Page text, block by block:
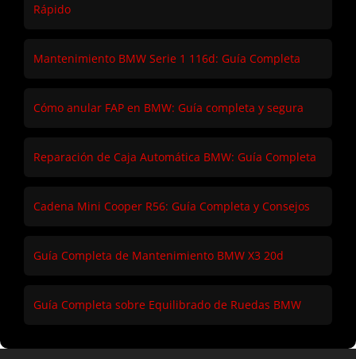
Rápido
Mantenimiento BMW Serie 1 116d: Guía Completa
Cómo anular FAP en BMW: Guía completa y segura
Reparación de Caja Automática BMW: Guía Completa
Cadena Mini Cooper R56: Guía Completa y Consejos
Guía Completa de Mantenimiento BMW X3 20d
Guía Completa sobre Equilibrado de Ruedas BMW